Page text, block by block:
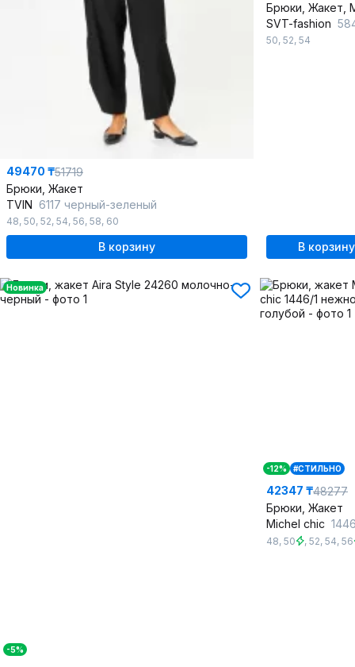
49470 ₸51719
Брюки, Жакет
TVIN 6117 черный-зеленый
48, 50, 52, 54, 56, 58, 60
В корзину
Брюки, Жакет,
SVT-fashion 584
50, 52, 54
В корзину
Новинка
-5%
-12% #СТИЛЬНО
42347 ₸48277
Брюки, Жакет
Michel chic 1446/1
48, 50 , 52, 54, 56